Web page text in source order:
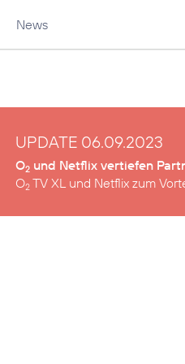
News
UPDATE 06.09.2023
O2 und Netflix vertiefen
O2 TV XL und Netflix zum